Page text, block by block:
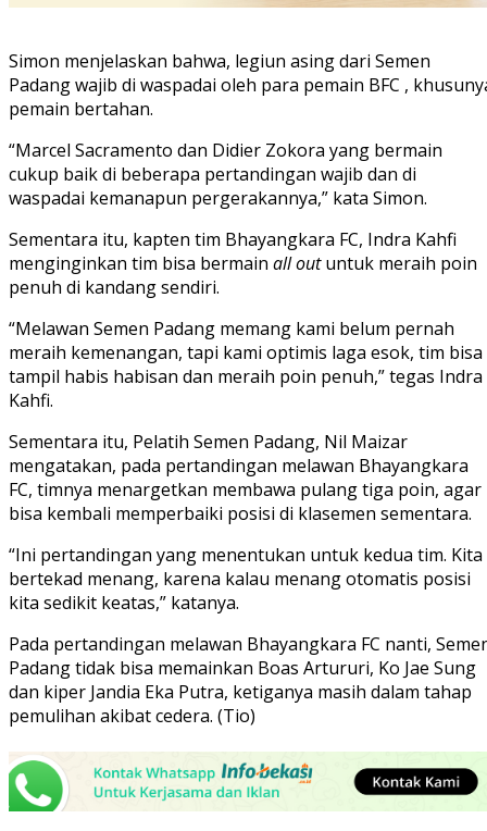
Simon menjelaskan bahwa, legiun asing dari Semen
Padang wajib di waspadai oleh para pemain BFC ,
pemain bertahan.
“Marcel Sacramento dan Didier Zokora yang bermain
cukup baik di beberapa pertandingan wajib dan di
waspadai kemanapun pergerakannya,” kata Simon.
Sementara itu, kapten tim Bhayangkara FC, Indra Kahfi
menginginkan tim bisa bermain all outuntuk meraih poin
penuh di kandang sendiri.
“Melawan Semen Padang memang kami belum pernah
meraih kemenangan, tapi kami optimis laga esok, tim bisa
tampil habis habisan dan meraih poin penuh,” tegas Indra
Kahfi.
Sementara itu, Pelatih Semen Padang, Nil Maizar
mengatakan, pada pertandingan melawan Bhayangkara
FC, timnya menargetkan membawa pulang tiga poin, agar
bisa kembali memperbaiki posisi di klasemen sementara.
“Ini pertandingan yang menentukan untuk kedua tim. Kita
bertekad menang, karena kalau menang otomatis posisi
kita sedikit keatas,” katanya.
Pada pertandingan melawan Bhayangkara FC nanti,
Padang tidak bisa memainkan Boas Artururi, Ko Jae Sung
dan kiper Jandia Eka Putra, ketiganya masih dalam tahap
pemulihan akibat cedera. (Tio)